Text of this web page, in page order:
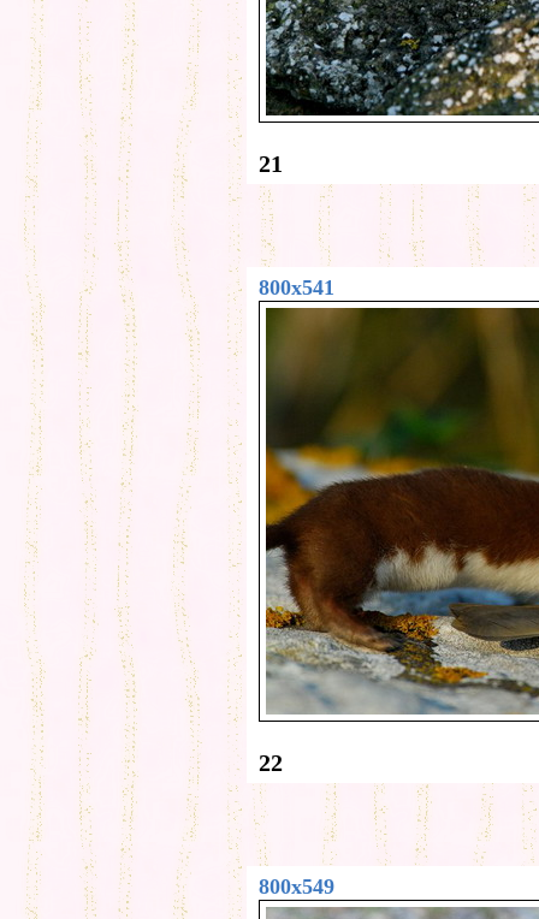
21
800x541
22
800x549